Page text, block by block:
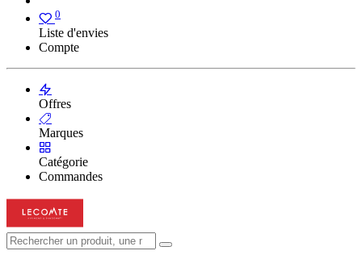
0
Liste d'envies
Compte
Offres
Marques
Catégorie
Commandes